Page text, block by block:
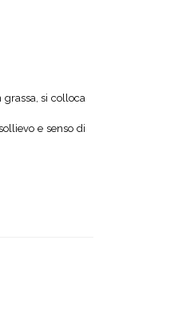
si colloca
e senso di